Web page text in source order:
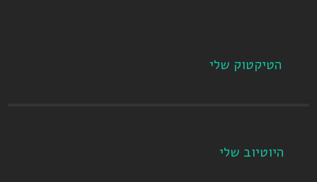
הטיקטוק שלי
היוטיוב שלי